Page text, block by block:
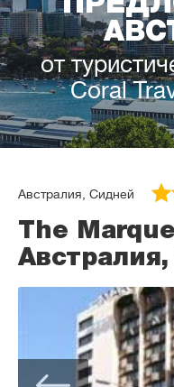
от
Coral
Австралия, Сидней
The